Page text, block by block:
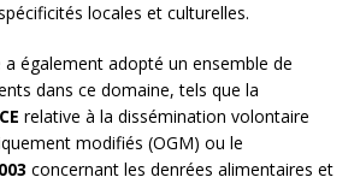
locales et culturelles.
a également adopté un ensemble de
dans ce domaine, tels que la
relative à la dissémination volontaire
modifiés (OGM) ou le
concernant les denrées alimentaires et